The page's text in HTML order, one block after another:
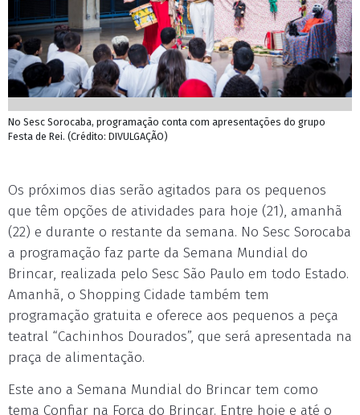
No Sesc Sorocaba, programação conta com apresentações do grupo
Festa de Rei. (Crédito: DIVULGAÇÃO)
Os próximos dias serão agitados para os pequenos
que têm opções de atividades para hoje (21), amanhã
(22) e durante o restante da semana. No Sesc Sorocaba
a programação faz parte da Semana Mundial do
Brincar, realizada pelo Sesc São Paulo em todo Estado.
Amanhã, o Shopping Cidade também tem
programação gratuita e oferece aos pequenos a peça
teatral “Cachinhos Dourados”, que será apresentada na
praça de alimentação.
Este ano a Semana Mundial do Brincar tem como
tema Confiar na Força do Brincar. Entre hoje e até o